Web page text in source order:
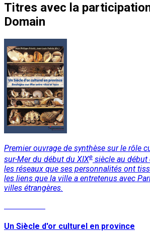
Titres avec la
Domain
Premier ouvrage de synthèse sur le rôle
sur-Mer du début du XIXe siècle au début
les réseaux que ses personnalités ont
les liens que la ville a entretenus avec
villes étrangères.
Un Siècle d'or culturel en province